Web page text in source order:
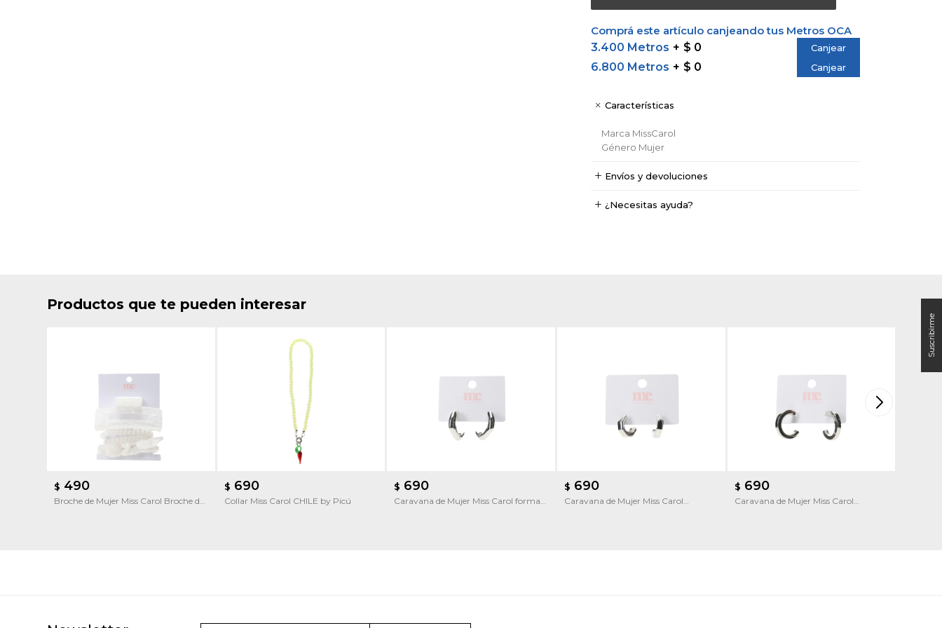
Comprá este artículo canjeando tus Metros OCA
3.400 Metros
$ 0 Canjear
6.800 Metros $ 0 Canjear
Características
Marca MissCarol
Género Mujer
Envíos y devoluciones
¿Necesitas ayuda?
Productos que te pueden interesar
$ 490
Broche de Mujer Miss Carol Broche de
$ 690
Collar Miss Carol CHILE by Picú
$ 690
Caravana de Mujer Miss Carol forma
$ 690
Caravana de Mujer Miss Carol
$ 690
Caravana de Mujer Miss Carol